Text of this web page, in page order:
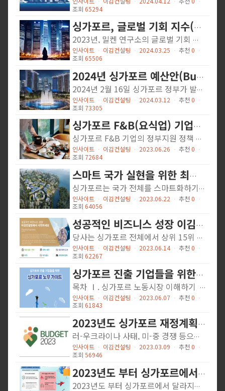
조회 65294
싱가포르, 글로벌 기회 지수(Global Opportunity Index)에서 아시아 1위로 선정
2023년, 밀켄 연구소의 글로벌 기회 지수에 따르면 싱가포르는 외국인 투자에 있어 아시아 지역에서 가장 매력적인 국가로 선정되었습니다. 싱가포르는 전 세계 130개국 중 14위를 차지했으며, 이는 2022년보다 4계단 상승한 결과입니다. 홍콩이 15위, 일본이 그 뒤를 이어 아시아 국가 중 상위 20위 안에 들었습니다. 글로벌 1위는 덴마크가 차지했으며, 스웨덴과 핀란드가 그 뒤를 이었습니다. 미국은 한 계단 상승하여 4위를 기록했습니다. 밀켄 연구소의 시니어 디렉터인 매기 스위텍 박사는 싱가포르의 순위 상승은 상대적으로 강한 경제 성장에 기인한다고 밝혔습니다. 싱가포르의 높은 순위는 주로 비즈니스 인식의 강점에서 비롯되었으며, 이는 사업 운영의 용이성과 계약 이행 및 분쟁 해결을 촉진하는 규제 프레임워크를 측정합니다. 또한, 투자자의 권리와 자산의 안전을 보호하는 국가 기관의 정도를 평가하는 ‘기관 프레임워크’ 부문에서도 좋은 평가를 받았습니다. 2022년 싱가포르로의 외국인 직접 투자(FDI) 유입은 1412억 미국 달러로 기록되어, 2021년의 1311억 미국 달러에서 증가했습니다. 이는 싱가포르를 미국과 중국에 이어 세계에서 세 번째로 큰 FDI 수령국으로 만들었습니다. 싱가포르는 또한 아세안 국가로의 유입량의 거의 2/3을 차지했습니다. 그러나, 싱가포르는 환경 친화적이고 사회적으로 포괄적인 성장과 관련된 지표에서 더 나은 성과를 낼 수 있으며, 이는 '미래 성장 환경’에서의 상대적으로 낮은 순위에 반영되어 있습니다. 싱가포르는 거시경제 성과, 인력 재능, 회복력 있고 지속 가능한 경제 및 사회를 만들기 위한 노력을 포착하는 ‘경제 기초’ 부문에서 선진 경제 평균 이하의 점수를 받았습니다. 이는 주로 ‘미래 성장 환경’ 하위...
인사이트 ㆍ 이김컨설팅 ㆍ 2024.03.25 ㆍ 추천 0 ㆍ
조회 65506
2024년 싱가포르 예산안(Budget 2024) & 현지인최소급여(LQS) 안내의 건
2024년 2월 16일 싱가포르 정부가 발표한 Budget 2024에 관한 내용을 안내드립니다. 이번 공지에서는 2024 과세연도 (이하 "YA2024")의 법인세, 개인소득세 및 재산세율 변동사항을 안내해드립니다. 법인세 (Corporate Income Tax) 모든 법인은 YA2024 법인세 결정세액의 50%를 S$40,000 한도 내에서 감면받게 됩니다. 2023년에 최소 1명의 현지인 직원(싱가포르 시민권자 또는 영주권자)이 있는 법인은 법인세 감면 외에 최소 S$2,000의 현금 보조금을 받게 됩니다. 현금 보조금은 2024년 3분기까지 자동 지급될 예정이며, 해당 금액은 YA2024 법인세 산정 시 자동 반영(차감)됩니다. 개인소득세 (Individual Income Tax) 개인은 YA2024 개인소득세 결정세액의 50%를 S$200 한도 내에서 감면받게 됩니다. IRAS는 각 개인이 소득세 신고기간(2024년 3월 1일부터 4월 18일까지) 중 신고한 소득을 기준으로 세금을 산정하며, 감면액을 반영합니다. 재산세율 (Property Tax) 재산세는 주택을 보유하는 동안에 부과되며, 주택을 임대할 때 받는 연간 가치(이하 "AV": Annual Value)에 따라 책정됩니다. 주택 소유주가 직접 거주시에 부과되는 재산세율의 AV 범위가 하기와 같이 변동됩니다. Marginal PT Rate Portion of AV From 1 Jan 2024 to 31 Dec 2024 From 1 Jan 2025 (i.e., from 2025 PT bills) 0% $0 - $8,000 $0 - $12,000 4% >$8,000 - $30,000 >$12,000 - $40,000 6% >$30,000 - $40,000 >$40,000 - $50,000 10% >$40,000 - $55,000 >$50,000 - $75,000 14% >$55,000-$70,000 - >$75,000-$85,000 - 20% >$70,000-$85,000 - >$85,000 - $100,000 26% >$85,000 - $100,000...
인사이트 ㆍ 이김컨설팅 ㆍ 2024.03.12 ㆍ 추천 0 ㆍ
조회 73305
싱가포르 F&B(요식업) 기업의 정부지원 정책 및 회계/세무, 비자 정책
싱가포르 F&B 기업의 정부지원 정책 및 회계/세무, 비자 정책 LEE KIM 컨설팅 이영상 대표 現 한인회, 한국국제학교 감사 이김컨설팅은 싱가포르 최대 한인 컨설팅 업체이며, 싱가포르 정부 인증 세무회계 업체 중 상위 15위 이내의 유일한 한인 외부회계감사업체로 지정됨 2023/07/07 INDEX 싱가포르 F&B 관련 정부 지원 정책 ▶ 싱가포르 F&B관련 Grant 지원 내용 싱가포르 GST 및 회계/세무, 원천징수 ▶ 부가가치세 (Goods and Services Tax) 및 해외현지법인 명세서 ▶ F&B 관련 회계/세무 및 원천징수 EP비자 발급 (Compass) 및 CPF 정책 변화 ▶ 부가가치세 (Goods and Services Tax) 및 원천징수 싱가포르 F&B 관련 정부 지원 정책 Government Grants ▶ 싱가포르 F&B 관련 Grant 지원 내용 에너지 효율성 지원금 (Energy Efficiency Grant) 사전에 정부 승인된 에너지 효율이 높은 장비를 도입할때 중소기업(SMEs)에게 구입을 위한 지원금을 초대 70%까지 보조하는 정책 □ 지원대상: Air-conditioner, Clothes dryer, Cooking Hob, LED Lighting, Refrigerator, Water Heater (에어컨, 옷 건조기, 요리용 가스레인지, LED 조명, 냉장고, 온수기) □ 지불금액: 회사가 지불한 비용의 최대 70%까지 정부 지원 □ 승인조건: 회사의 주주 중 싱가포르 시민권 또는 영주권자가 30% 이상 지분이 있어야 함 □ 지원방법: Business Grant Portal을 통해서 지원 가능 ( https://www.businessgrants.gov.sg/ ) 건강식 지원금 (Healthier Dining Grant) HDG는 식품 안전 홍보부(Health Promotion Board)에서 제공하는 지원금으로, 건강식 메뉴의 홍보 및 대중적인 홍보를 지원하기 위한 협력...
인사이트 ㆍ 이김컨설팅 ㆍ 2023.06.26 ㆍ 추천 0 ㆍ
조회 72684
스마트 국가 실현을 위한 최근 싱가포르 정부의 추진 현황 (KOTRA 해외시장뉴스)
싱가포르는 국가 전체를 스마트화하기 위한 “Smart Nation(스마트 국가)” 이니셔티브를 발표한 2014년 11월 이후로 주기적으로 세부 계획들을 추가로 발표하고 있다. “Smart Nation” 이니셔티브란, 싱가포르 정부가 ICT 기술과 혁신을 활용해서 스마트 국가로 변모하기 위한 장기적인 전략이다. 이는 세계적 수준의 기술 중심 도시 국가가 되는 것을 목표로 하며, 이는 지속 가능한 개발을 추진하고 살기 좋은 도시를 만들기 위해 기술과 혁신을 활용하겠다는 싱가포르 정부의 장기적인 비전과 약속을 포함한다. 스마트 국가를 실현하기 위한 전략의 핵심은 “디지털 경제”, “디지털 사회”, “디지털 정부”로 나뉜다. “디지털 경제”는 최신 기술을 활용하여 프로세스를 디지털화하는 것이며, “디지털 사회”는 서로 다른 환경이나 차이에도 불구하고 모든 사람에게 공정한 성공의 기회를 제공하는 것, “디지털 정부”란 ‘디지털을 핵심으로, 마음으로 봉사하는 정부’를 만들겠다는 것이 핵심이다. 세부적으로는 5G 네트워크와 전국적인 광섬유명과 같은 디지털 인프라, 데이터 분석 및 인공 지능(AI)의 사용, 교통 혼잡과 탄소 배출을 줄이면서 효율적인 교통 네트워크를 구축하고자 하는 스마트 모빌리티, 국민들이 정부의 서비스를 편안하게 이용할 수 있는 온라인 플랫폼을 구축하는 디지털 정부 서비스와 의료 서비스 개선과 같은 이니셔티브가 포함된다. <Smart Nation 이니셔티브 개요> 디지털 정부 디지털 경제 디지털 사회 [디지털 인프라 구축] 정부는 스마트 국가 실현을 지원하기 위한 디지털 인프라 구축에 많은 투자를 하고 있으며, 전국적으로 초고속 인터넷 연결, 광범위한 센서 네트워크 및 데이터 분석 기능이 포함됨 [스마트 국가 센서 플랫폼] 정부는...
인사이트 ㆍ 이김컨설팅 ㆍ 2023.06.22 ㆍ 추천 0 ㆍ
조회 64056
성공적인 비즈니스 성장 이김컨설팅에서 시작하세요
당사는 싱가포르 전체에서 상위 15위 회계/세무 컨설팅업체이며, 한국계 업체로는 1위이며, 최초로 유일하게 한국계 외부회계감사법인(Audit Firm) 라이센스를 보유하고 있는 회사로서 약 90% 이상의 시장 점유율을 가지고 있습니다. 2009년 설립 이후 15년 동안 싱가포르에 진출한 한국의 대부분의 한국 상장회사와 주요 기업들 250여개 포함, 1,000 여개의 싱가포르 고객사 보유 (싱가포르, 베트남, 홍콩, 한국 지사 운영중)
인사이트 ㆍ 이김컨설팅 ㆍ 2023.06.14 ㆍ 추천 0 ㆍ
조회 62267
싱가포르 진출 기업들을 위한 싱가포르 노무 가이드 2023 (자료 출처 : KOTRA 싱가포르 무역관)
목차 Ⅰ. 싱가포르 노동시장 이해하기 1. 싱가포르 노동시장 현황 2. 고용비자 종류 및 특징 3. 최근 트렌드 Ⅱ. 싱가포르 노동법 이해하기 1. 채용공고 2. 근로계약 3. 비자신청 (1) Employment Pass [EP] (2) S Pass [SP] (3) Work Permlt [WP] 4. 인력관리 (1) 근로시간 (2) 공휴일 (3) 휴가(연차, 병가, 출산휴가, 육아휴직, 등) (4) 외국인력 관리 (비자갱신, 등) 5. 계약종료 (1) 퇴사 또는 해고 사전통보 (2) 사전통보 없는 퇴사 또는 해고 (3) 근로자의 부당행위에 의한 해고 처리 (4) 부당해고에 대한 대응 (5) 비자 취소 Ⅲ. 주요 노동분쟁사례 살펴보기 1. 산업재해 2. 외국직원의...
인사이트 ㆍ 이김컨설팅 ㆍ 2023.06.07 ㆍ 추천 0 ㆍ
조회 61843
2023년도 싱가포르 재정계획 (Budget 2023)
러-우크라이나 사태, 미-중 경쟁 등으로 대내외 불확실성이 커지는 가운데 2023년 싱가포르 경제성장률은 0.5~2.5%에 머물 것으로 전망된다. 지난 2월 14일 싱가포르의 Lawrence Wong 부총리 및 재무장관은 ① 사회안전망 확대, ② 지속가능한 성장, ③ 회복 탄력적인 사회(Resilient Society)를 목표로 하는 2023년 예산안(Budget 2023)을 발표하며 싱가포르 경제 및 사회 내실 다지기에 나섰다. 올해 싱가포르는 코로나19 제한 조치가 전면 완화됨에 따라 코로나 관련 정부 지원금을 축소할 예정이다. 가령 4월 1일부터 코로나19로 인한 치료비는 일부만 지원되며 코로나19 검사비 또한 유료로 전환된다. 다만, 2023년에는 물가 상승으로 어려움을 겪는 시민들의 생계비 지원에 나설 예정이다. 싱가포르 정부는 세수 확보를 위해 2023년 1월 1일부 GST(부가세)를 전년 7%에서 8%로 인상한 바 있다. 인플레이션으로 인한 충격을 완화하기 위해 저소득층, 노인, 신혼부부 등 사회 취약계층에 대한 여러 생계 지원 프로그램을 확대할 계획이다. 아울러, 국가생산성 제고를 위해 보다 적극적인 움직임을 보이고 있다. 싱가포르 정부는 2023년 국가생산성 펀드(National Productivity Fund)의 투자 유치 기능을 강화하고 외국인 장기 비자(Overseas Networks and Expertise, ONE) 제도를 도입하였다. 2022년에 사회경쟁력 향상을 위해 시행했던 조치들에서 더 나아가 2023년에는 보다 적극적으로 해외 자본을 유치하고자 하는 것이다. 세수 확보를 위한 노력은 지속될 예정이다. 올해 싱가포르는 럭셔리 주택에 대한 인지세, 럭셔리 자동차에 대한 등록비 등 간접세를 인상하며 재정 적자를 완화하고 지속가능한 재정 상태를 유지하고자 노력하고 있다. 싱가포르 FY 2022 재정 현황 돌아보기 주: FY 2022는 싱가포르의...
인사이트 ㆍ 이김컨설팅 ㆍ 2023.03.09 ㆍ 추천 0 ㆍ
조회 56946
2023년도 부터 싱가포르에서 달라지는 부분들
2023년도 부터 싱가포르에서 달라지는 부분들 싱가포르 정부는 2023년부터 여러가지 사항들이 변경되거나 추가되는데, 우리 한인들과 한인 기업들에 관계되는 주요 사항들을 점검하고, 앞으로 달라지는 주요한 내용에 대해 안내 드리려고 합니다. 2023년도부터 달라지는 가장 큰 부분은 GST(Goods and Service Tax: 부가가치세)의 인상 및 개인 소득세의 인상, EP 신청 및 갱신에 대한 변경 부분들입니다. 이는 코로나로 인한 싱가포르의 세수 부족을 메우고, 향후 이와 유사한 코로나 등의 위기 상황 발생시에 대응하기 위함이며, 장기적으로는 고령화 시대에 대비하고, 나아가서 싱가포르인의 고용을 늘리고 외국인들의 유입을 억제하려는 정책과, 장기적으로 세수를 높여나가려는 정부 정책을 포함하고 있습니다. * 2023년부터 적용되는 대표적인 변경 내용 GST의 점진적 증가: 2023년부터 8%의 GST, 2024년 9% GST로 점진적 인상 기존 온라인 판매시 $400 이하는 면세였으나, 2023년 부터는 8%과세, 2024년 부터는 9% 과세함 고소득자의 개인소득세 상한선 증가: 기존 최대 22% 에서 최대 24%로 증가 고령사회의 대비로, 만 55세부터 만 70세까지의 CPF 납부 비율 증가 EP(취업비자)의 점수제도 도입으로 EP갱신이 까다로워 짐 GST의 점진적 증가: 2023년부터 8%의 GST, 2024년 9% GST로 점진적 인상싱가포르 재정부의 발표에 따라 GST 요율이 2023년, 2024년 두 차례에 걸쳐 하기와 같이 인상된다. 2023년 1월 1일부로 7% → 8% 인상 2024년 1월 1일부로 8% → 9% 인상 따라서 GST 등록 사업체는 Invoicing 및 회계 시스템을 업데이트하고 GST 인상이 미치는 영향을 고객에게 명확하게 전달하는 등 다가오는 세율...